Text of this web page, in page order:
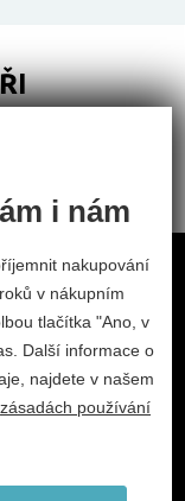
i nám
nakupování
v nákupním
tlačítka "Ano, v
Další informace o
najdete v našem
zásadách používání